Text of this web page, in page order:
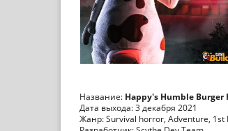
Название: Happy's Humble Burger
Дата выхода: 3 декабря 2021
Жанр: Survival horror, Adventure, 1st